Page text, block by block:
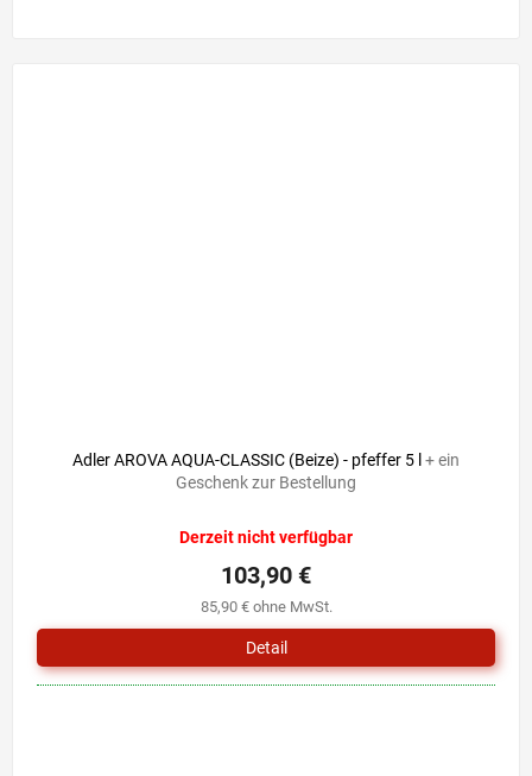
Adler AROVA AQUA-CLASSIC (Beize) - pfeffer 5 l + ein
Geschenk zur Bestellung
Derzeit nicht verfügbar
85,90 € ohne MwSt.
103,90 €
Detail